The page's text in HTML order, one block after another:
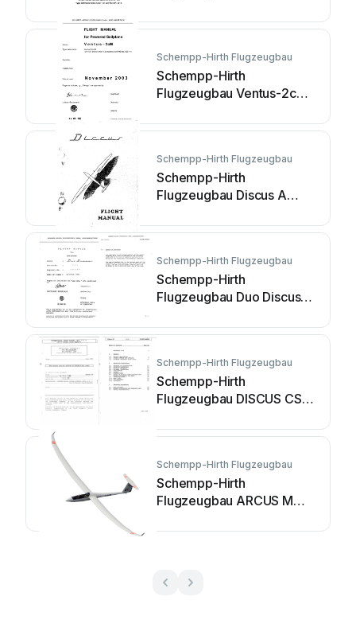
specifications
Schempp-Hirth Flugzeugbau
Schempp-Hirth
Flugzeugbau Ventus-2cM
Schempp-Hirth Flugzeugbau
Schempp-Hirth
Flugzeugbau Discus A
Schempp-Hirth Flugzeugbau
Schempp-Hirth
Flugzeugbau Duo Discus
Schempp-Hirth Flugzeugbau
Schempp-Hirth
Flugzeugbau DISCUS CS
specifications
Schempp-Hirth Flugzeugbau
Schempp-Hirth
Flugzeugbau ARCUS M